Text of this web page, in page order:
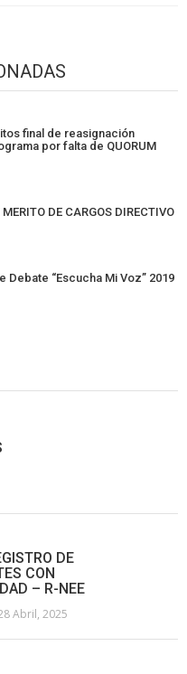
final de reasignación
por falta de QUORUM
DE CARGOS DIRECTIVO
“Escucha Mi Voz” 2019
DE
CON
– R-NEE
Abril, 2025